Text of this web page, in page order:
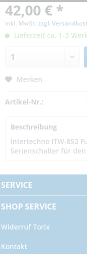
42,00 € *
inkl. MwSt. zzgl.
Lieferzeit ca. 1-3
Merken
Artikel-Nr.:
Beschreibung
Intertechno ITW-852
Serienschalter für
SERVICE
SHOP SERVICE
Widerruf Torix
Kontakt